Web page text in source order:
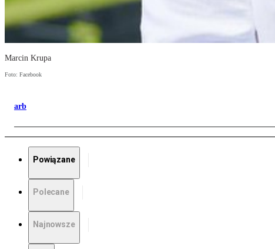
Marcin Krupa
Foto: Facebook
arb
Powiązane
Polecane
Najnowsze